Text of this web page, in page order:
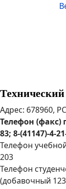
Адрес: 678960,
Телефон (факс)
83; 8-(41147)-4-
Телефон
203
Телефон
(добавочный